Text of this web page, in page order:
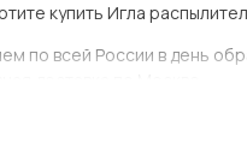
купить Игла
по всей России в день